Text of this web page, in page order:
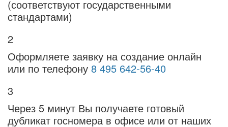
(соответствуют государственными
стандартами)
2
Оформляете заявку на создание онлайн
или по телефону 8 495 642-56-40
3
Через 5 минут Вы получаете готовый
дубликат госномера в офисе или от наших